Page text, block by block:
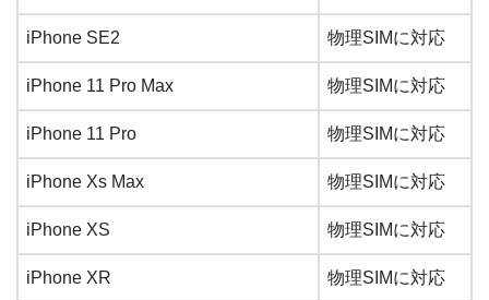
iPhone SE2 物理SIMに対応
iPhone 11 Pro Max 物理SIMに対応
iPhone 11 Pro 物理SIMに対応
iPhone Xs Max 物理SIMに対応
iPhone XS 物理SIMに対応
iPhone XR 物理SIMに対応